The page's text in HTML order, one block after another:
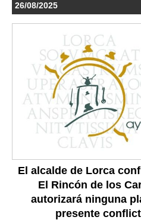
26/08/2025
El alcalde de Lorca
El Rincón de los
autorizará ninguna
presente